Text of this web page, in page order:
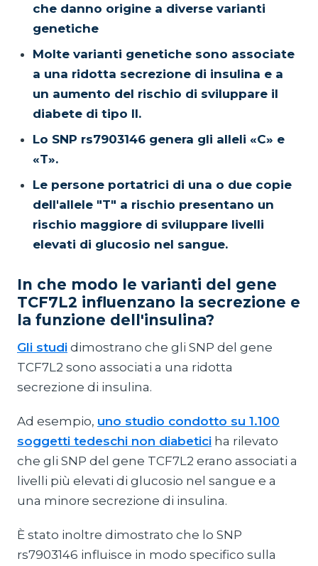
che danno origine a diverse varianti
genetiche
Molte varianti genetiche sono associate
a una ridotta secrezione di insulina e a
un aumento del rischio di sviluppare il
diabete di tipo II.
Lo SNP rs7903146 genera gli alleli «C» e
«T».
Le persone portatrici di una o due copie
dell'allele "T" a rischio presentano un
rischio maggiore di sviluppare livelli
elevati di glucosio nel sangue.
In che modo le varianti del gene
TCF7L2 influenzano la secrezione e
la funzione dell'insulina?
Gli studi dimostrano che gli SNP del gene
TCF7L2 sono associati a una ridotta
secrezione di insulina.
Ad esempio, uno studio condotto su 1.100
soggetti tedeschi non diabetici ha rilevato
che gli SNP del gene TCF7L2 erano associati a
livelli più elevati di glucosio nel sangue e a
una minore secrezione di insulina.
È stato inoltre dimostrato che lo SNP
rs7903146 influisce in modo specifico sulla